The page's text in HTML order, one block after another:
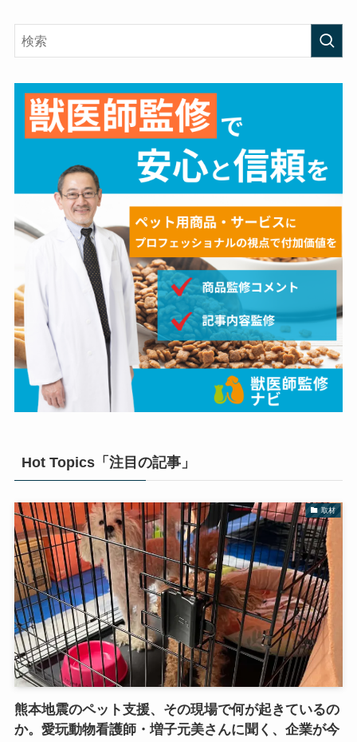
Hot Topics「注目の記事」
取材
熊本地震のペット支援、その現場で何が起きているの
か。愛玩動物看護師・増子元美さんに聞く、企業が今